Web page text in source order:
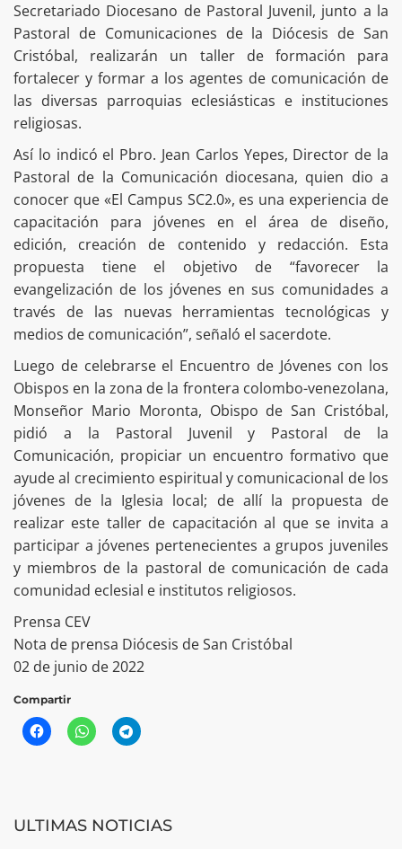
Secretariado Diocesano de Pastoral Juvenil, junto a la
Pastoral de Comunicaciones de la Diócesis de San
Cristóbal, realizarán un taller de formación para
fortalecer y formar a los agentes de comunicación de
las diversas parroquias eclesiásticas e instituciones
religiosas.
Así lo indicó el Pbro. Jean Carlos Yepes, Director de la
Pastoral de la Comunicación diocesana, quien dio a
conocer que «El Campus SC2.0», es una experiencia de
capacitación para jóvenes en el área de diseño,
edición, creación de contenido y redacción. Esta
propuesta tiene el objetivo de “favorecer la
evangelización de los jóvenes en sus comunidades a
través de las nuevas herramientas tecnológicas y
medios de comunicación”, señaló el sacerdote.
Luego de celebrarse el Encuentro de Jóvenes con los
Obispos en la zona de la frontera colombo-venezolana,
Monseñor Mario Moronta, Obispo de San Cristóbal,
pidió a la Pastoral Juvenil y Pastoral de la
Comunicación, propiciar un encuentro formativo que
ayude al crecimiento espiritual y comunicacional de los
jóvenes de la Iglesia local; de allí la propuesta de
realizar este taller de capacitación al que se invita a
participar a jóvenes pertenecientes a grupos juveniles
y miembros de la pastoral de comunicación de cada
comunidad eclesial e institutos religiosos.
Prensa CEV
Nota de prensa Diócesis de San Cristóbal
02 de junio de 2022
Compartir
ULTIMAS NOTICIAS